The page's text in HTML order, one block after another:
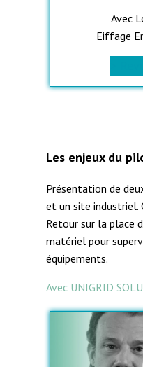
Avec
Eiffage
Les enjeux du
Présentation de
et un site industriel.
Retour sur la place
matériel pour
équipements.
Avec UNIGRID